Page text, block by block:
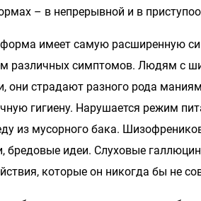
– в непрерывной и в
имеет самую расширенную
различных симптомов. Людям с
страдают разного рода
гигиену. Нарушается режим
из мусорного бака.
бредовые идеи. Слуховые
которые он никогда бы не